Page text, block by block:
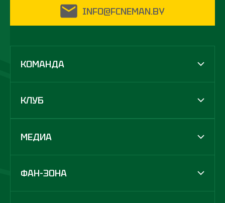
INFO@FCNEMAN.BY
КОМАНДА
КЛУБ
МЕДИА
ФАН-ЗОНА